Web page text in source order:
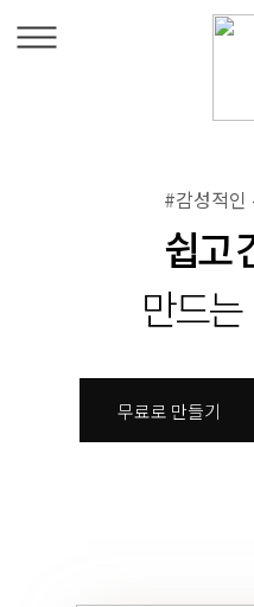
#감성적
쉽고
만드는
무료로 만들기